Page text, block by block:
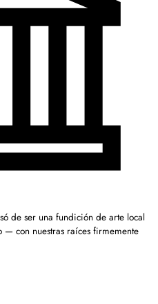
de ser una fundición de arte local
con nuestras raíces firmemente